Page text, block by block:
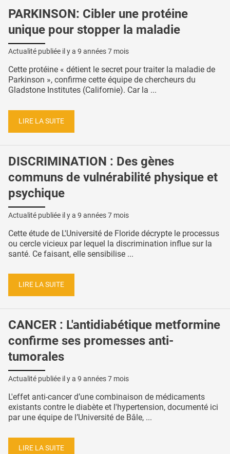
PARKINSON: Cibler une protéine
unique pour stopper la maladie
Actualité publiée il y a 9 années 7 mois
Cette protéine « détient le secret pour traiter la maladie de
Parkinson », confirme cette équipe de chercheurs du
Gladstone Institutes (Californie). Car la ...
LIRE LA SUITE
DISCRIMINATION : Des gènes
communs de vulnérabilité physique et
psychique
Actualité publiée il y a 9 années 7 mois
Cette étude de L'Université de Floride décrypte le processus
ou cercle vicieux par lequel la discrimination influe sur la
santé. Ce faisant, elle sensibilise ...
LIRE LA SUITE
CANCER : L'antidiabétique metformine
confirme ses promesses anti-
tumorales
Actualité publiée il y a 9 années 7 mois
L'effet anti-cancer d’une combinaison de médicaments
existants contre le diabète et l'hypertension, documenté ici
par une équipe de l’Université de Bâle, ...
LIRE LA SUITE